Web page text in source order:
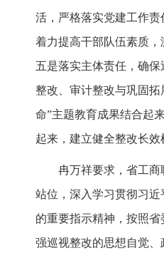
活，严格落实党建工作责
着力提高干部队伍素质，
五是落实主体责任，确
整改、审计整改与巩固拓
命”主题教育成果结合起
起来，建立健全整改长效
冉万祥要求，省工
站位，深入学习贯彻习
的重要指示精神，按照
强巡视整改的思想自觉、